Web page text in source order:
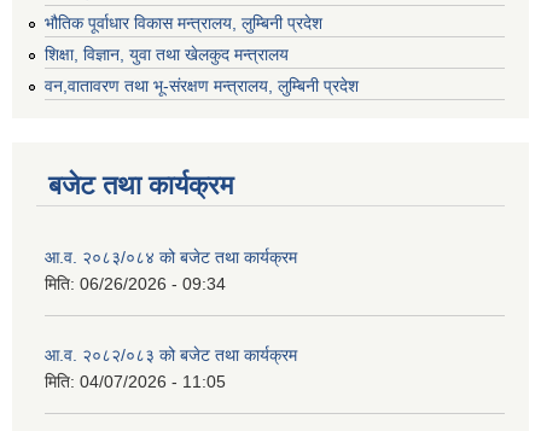
भौतिक पूर्वाधार विकास मन्त्रालय, लुम्बिनी प्रदेश
शिक्षा, विज्ञान, युवा तथा खेलकुद मन्‍‍त्रालय
वन,वातावरण तथा भू-संरक्षण मन्त्रालय, लुम्बिनी प्रदेश
बजेट तथा कार्यक्रम
आ.व. २०८३/०८४ को बजेट तथा कार्यक्रम
मिति: 06/26/2026 - 09:34
आ.व. २०८२/०८३ को बजेट तथा कार्यक्रम
मिति: 04/07/2026 - 11:05